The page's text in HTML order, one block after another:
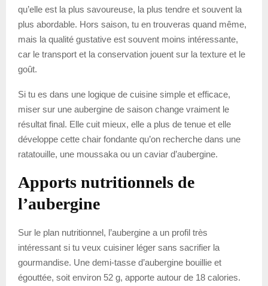
qu’elle est la plus savoureuse, la plus tendre et souvent la
plus abordable. Hors saison, tu en trouveras quand même,
mais la qualité gustative est souvent moins intéressante,
car le transport et la conservation jouent sur la texture et le
goût.
Si tu es dans une logique de cuisine simple et efficace,
miser sur une aubergine de saison change vraiment le
résultat final. Elle cuit mieux, elle a plus de tenue et elle
développe cette chair fondante qu’on recherche dans une
ratatouille, une moussaka ou un caviar d’aubergine.
Apports nutritionnels de
l’aubergine
Sur le plan nutritionnel, l’aubergine a un profil très
intéressant si tu veux cuisiner léger sans sacrifier la
gourmandise. Une demi-tasse d’aubergine bouillie et
égouttée, soit environ 52 g, apporte autour de 18 calories.